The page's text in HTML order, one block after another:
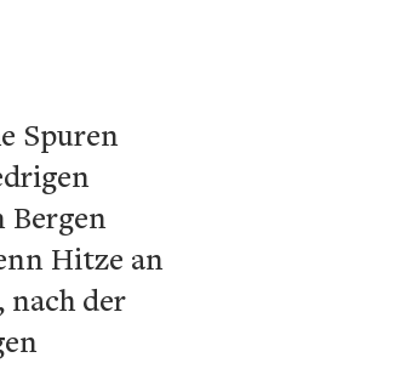
Spuren
Bergen
Hitze an
nach der